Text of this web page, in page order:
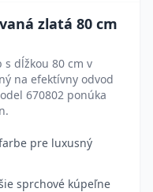
zlatá 80 cm
s dĺžkou 80 cm v
na efektívny odvod
670802 ponúka
pre luxusný
sprchové kúpeľne